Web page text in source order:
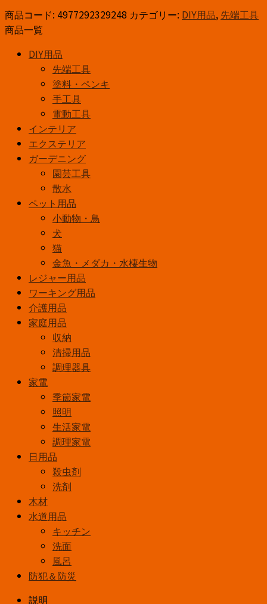
商品コード: 4977292329248 カテゴリー: DIY用品, 先端工具
商品一覧
DIY用品
先端工具
塗料・ペンキ
手工具
電動工具
インテリア
エクステリア
ガーデニング
園芸工具
散水
ペット用品
小動物・鳥
犬
猫
金魚・メダカ・水棲生物
レジャー用品
ワーキング用品
介護用品
家庭用品
収納
清掃用品
調理器具
家電
季節家電
照明
生活家電
調理家電
日用品
殺虫剤
洗剤
木材
水道用品
キッチン
洗面
風呂
防犯＆防災
説明